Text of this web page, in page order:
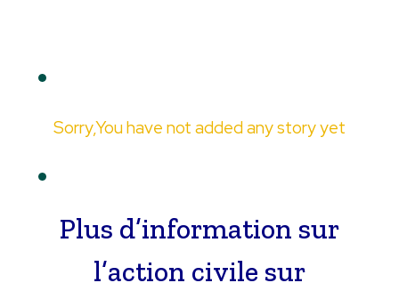
Sorry,You have not added any story yet
Plus d’information sur
l’action civile sur